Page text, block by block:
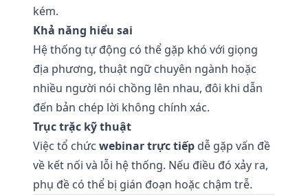
kém.
Khả năng hiểu sai
Hệ thống tự động có thể gặp khó với giọng
địa phương, thuật ngữ chuyên ngành hoặc
nhiều người nói chồng lên nhau, đôi khi dẫn
đến bản chép lời không chính xác.
Trục trặc kỹ thuật
Việc tổ chức webinar trực tiếp dễ gặp vấn đề
về kết nối và lỗi hệ thống. Nếu điều đó xảy ra,
phụ đề có thể bị gián đoạn hoặc chậm trễ.